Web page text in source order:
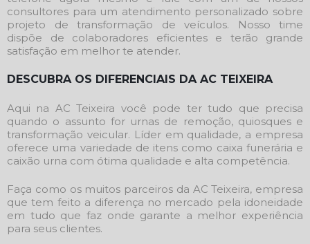
consultores para um atendimento personalizado sobre
projeto de transformação de veículos. Nosso time
dispõe de colaboradores eficientes e terão grande
satisfação em melhor te atender.
DESCUBRA OS DIFERENCIAIS DA AC TEIXEIRA
Aqui na AC Teixeira você pode ter tudo que precisa
quando o assunto for urnas de remoção, quiosques e
transformação veicular. Líder em qualidade, a empresa
oferece uma variedade de itens como caixa funerária e
caixão urna com ótima qualidade e alta competência.
Faça como os muitos parceiros da AC Teixeira, empresa
que tem feito a diferença no mercado pela idoneidade
em tudo que faz onde garante a melhor experiência
para seus clientes.